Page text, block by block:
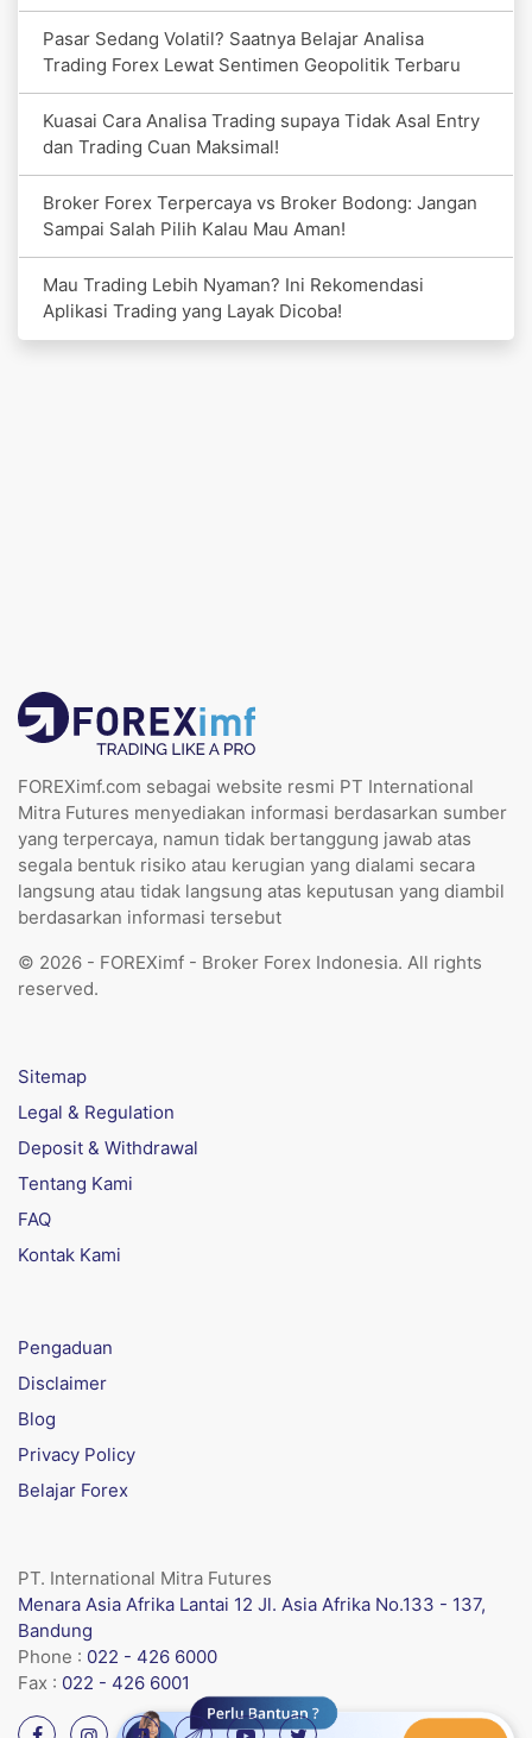
Pasar Sedang Volatil? Saatnya Belajar Analisa
Trading Forex Lewat Sentimen Geopolitik Terbaru
Kuasai Cara Analisa Trading supaya Tidak Asal Entry
dan Trading Cuan Maksimal!
Broker Forex Terpercaya vs Broker Bodong: Jangan
Sampai Salah Pilih Kalau Mau Aman!
Mau Trading Lebih Nyaman? Ini Rekomendasi
Aplikasi Trading yang Layak Dicoba!
FOREXimf.com sebagai website resmi PT International
Mitra Futures menyediakan informasi berdasarkan sumber
yang terpercaya, namun tidak bertanggung jawab atas
segala bentuk risiko atau kerugian yang dialami secara
langsung atau tidak langsung atas keputusan yang diambil
berdasarkan informasi tersebut
© 2026 - FOREXimf - Broker Forex Indonesia. All rights
reserved.
Sitemap
Legal & Regulation
Deposit & Withdrawal
Tentang Kami
FAQ
Kontak Kami
Pengaduan
Disclaimer
Blog
Privacy Policy
Belajar Forex
PT. International Mitra Futures
Menara Asia Afrika Lantai 12 Jl. Asia Afrika No.133 - 137,
Bandung
Phone : 022 - 426 6000
Fax : 022 - 426 6001